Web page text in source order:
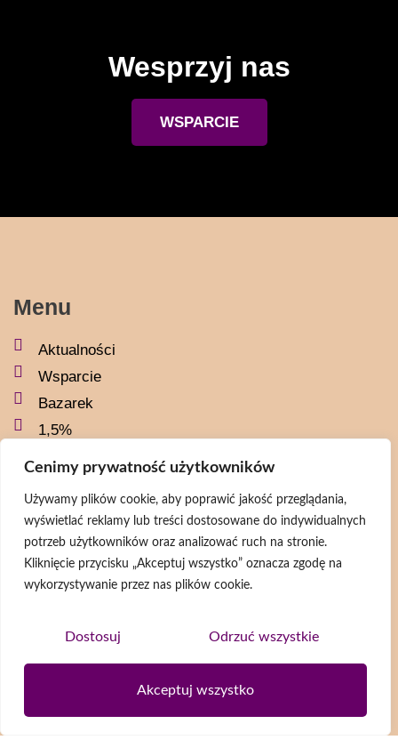
Cenimy prywatność użytkowników
Używamy plików cookie, aby poprawić jakość przeglądania,
wyświetlać reklamy lub treści dostosowane do indywidualnych
potrzeb użytkowników oraz analizować ruch na stronie.
Kliknięcie przycisku „Akceptuj wszystko” oznacza zgodę na
wykorzystywanie przez nas plików cookie.
Dostosuj Odrzuć wszystkie
Akceptuj wszystko
Wesprzyj nas
WSPARCIE
Menu
Aktualności
Wsparcie
Bazarek
1,5%
Polityka prywatności
Social media
naszaszkapaorg
@naszaszkapa
Newsletter